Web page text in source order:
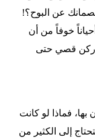
عن البوح؟!
خوفاً من أن
ركن قصي حتى
بها، فماذا لو كانت
إلى الكثير من